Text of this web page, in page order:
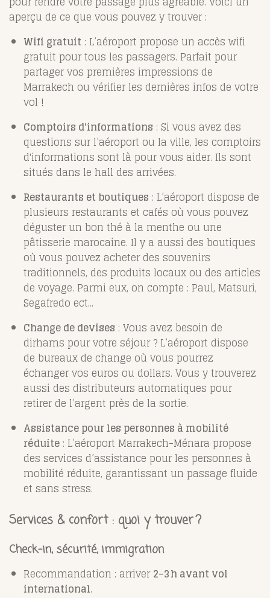
aperçu de ce que vous pouvez y trouver :
Wifi gratuit : L’aéroport propose un accès wifi
gratuit pour tous les passagers. Parfait pour
partager vos premières impressions de
Marrakech ou vérifier les dernières infos de votre
vol !
Comptoirs d'informations : Si vous avez des
questions sur l’aéroport ou la ville, les comptoirs
d'informations sont là pour vous aider. Ils sont
situés dans le hall des arrivées.
Restaurants et boutiques : L’aéroport dispose de
plusieurs restaurants et cafés où vous pouvez
déguster un bon thé à la menthe ou une
pâtisserie marocaine. Il y a aussi des boutiques
où vous pouvez acheter des souvenirs
traditionnels, des produits locaux ou des articles
de voyage. Parmi eux, on compte : Paul, Matsuri,
Segafredo ect...
Change de devises : Vous avez besoin de
dirhams pour votre séjour ? L’aéroport dispose
de bureaux de change où vous pourrez
échanger vos euros ou dollars. Vous y trouverez
aussi des distributeurs automatiques pour
retirer de l’argent près de la sortie.
Assistance pour les personnes à mobilité
réduite : L’aéroport Marrakech-Ménara propose
des services d’assistance pour les personnes à
mobilité réduite, garantissant un passage fluide
et sans stress.
Services & confort : quoi y trouver ?
Check-in, sécurité, immigration
Recommandation : arriver2–3 h avant vol
international.